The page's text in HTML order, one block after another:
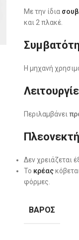
Με την ίδια
και 2 πλακέ.
Η μηχανή
Περιλαμβάνει
Δεν χρειάζεται
Το κρέας
φόρμες.
ΒΆΡΟΣ